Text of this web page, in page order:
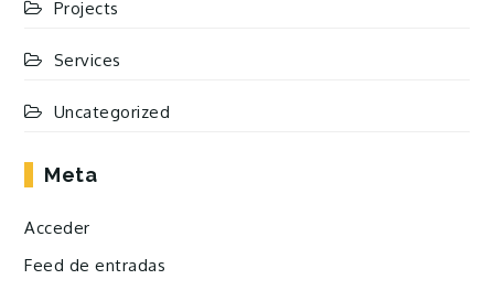
Projects
Services
Uncategorized
Meta
Acceder
Feed de entradas